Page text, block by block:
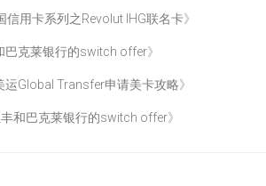
信用卡系列之Revolut IHG联名卡》
巴克莱银行的switch offer》
运Global Transfer申请美卡攻略》
和巴克莱银行的switch offer》